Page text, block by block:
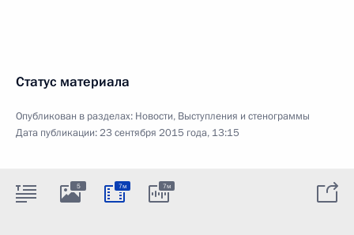
Статус материала
Опубликован в разделах: Новости, Выступления и стенограммы
Дата публикации:23 сентября 2015 года, 13:15
5 7м 7м